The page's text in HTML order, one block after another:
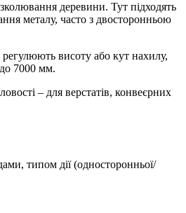
деревини. Тут підходять
металу, часто з двосторонньою
висоту або кут нахилу,
до 7000 мм.
– для верстатів, конвеєрних
типом дії (односторонньої/